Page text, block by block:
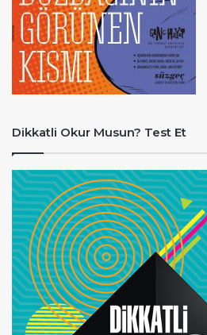
Dikkatli Okur Musun? Test Et